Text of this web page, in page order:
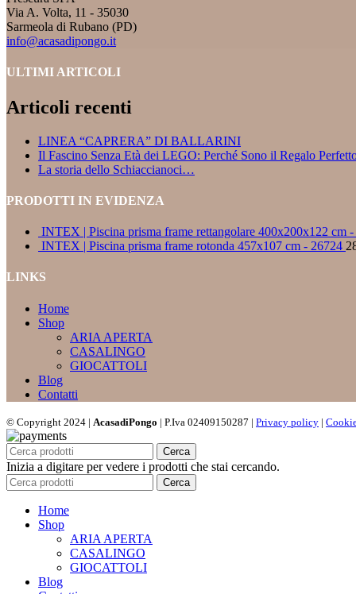
Via A. Volta, 11 - 35030
Sarmeola di Rubano (PD)
info@acasadipongo.it
ULTIMI ARTICOLI
Articoli recenti
LINEA “CAPRERA” DI BALLARINI
Il Fascino Senza Età dei LEGO: Perché Sono il Regalo
La storia dello Schiaccianoci…
PRODOTTI IN EVIDENZA
INTEX | Piscina prisma frame rettangolare 400x200x122 cm
INTEX | Piscina prisma frame rotonda 457x107 cm - 26724
LINKS
Home
Shop
ARIA APERTA
CASALINGO
GIOCATTOLI
Blog
Contatti
© Copyright 2024 | AcasadiPongo | P.Iva 02409150287 | Privacy policy |
Cerca
Inizia a digitare per vedere i prodotti che stai cercando.
Cerca
Home
Shop
ARIA APERTA
CASALINGO
GIOCATTOLI
Blog